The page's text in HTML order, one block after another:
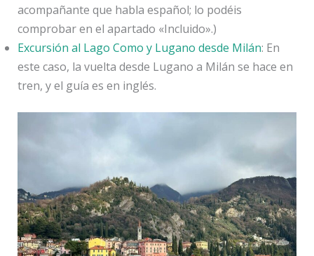
acompañante que habla español; lo podéis
comprobar en el apartado «Incluido».)
Excursión al Lago Como y Lugano desde Milán: En
este caso, la vuelta desde Lugano a Milán se hace en
tren, y el guía es en inglés.